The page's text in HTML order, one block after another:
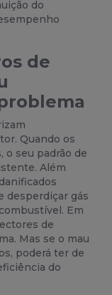
do
de
Quando os
o seu padrão de
Além
desperdiçar gás
Em
de
Mas se o mau
poderá ter de
do